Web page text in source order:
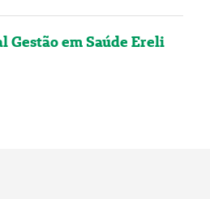
Gestão em Saúde Ereli